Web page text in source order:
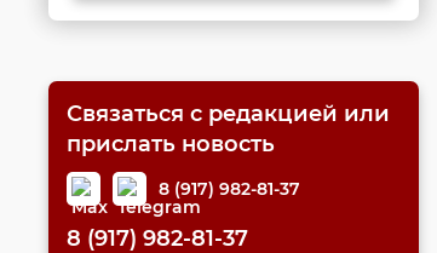
Связаться с редакцией или
прислать новость
8 (917) 982-81-37
8 (917) 982-81-37